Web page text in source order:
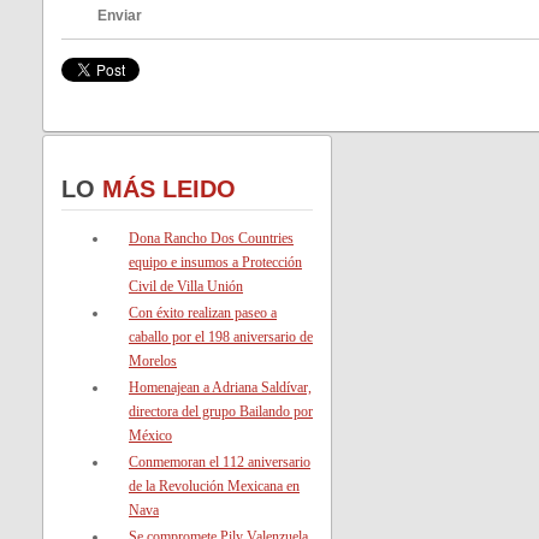
Enviar
LO MÁS LEIDO
Dona Rancho Dos Countries
equipo e insumos a Protección
Civil de Villa Unión
Con éxito realizan paseo a
caballo por el 198 aniversario de
Morelos
Homenajean a Adriana Saldívar,
directora del grupo Bailando por
México
Conmemoran el 112 aniversario
de la Revolución Mexicana en
Nava